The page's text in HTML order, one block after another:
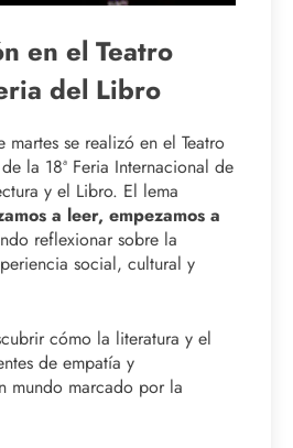
en el Teatro
del Libro
martes se realizó en el Teatro
la 18ª Feria Internacional de
y el Libro. El lema
a leer, empezamos a
reflexionar sobre la
social, cultural y
cómo la literatura y el
de empatía y
mundo marcado por la